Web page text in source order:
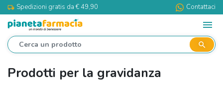
local_shipping Spedizioni gratis da € 49,90 Contattaci
menu
search
Prodotti per la gravidanza